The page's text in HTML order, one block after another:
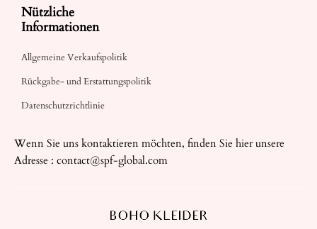
Nützliche
Informationen
Allgemeine Verkaufspolitik
Rückgabe- und Erstattungspolitik
Datenschutzrichtlinie
Wenn Sie uns kontaktieren möchten, finden Sie hier unsere
Adresse : contact@spf-global.com